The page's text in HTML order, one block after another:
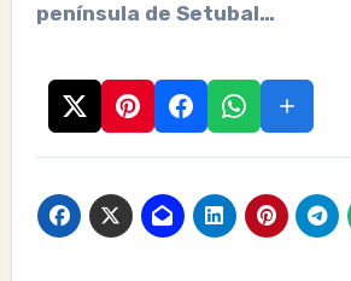
península de Setubal…